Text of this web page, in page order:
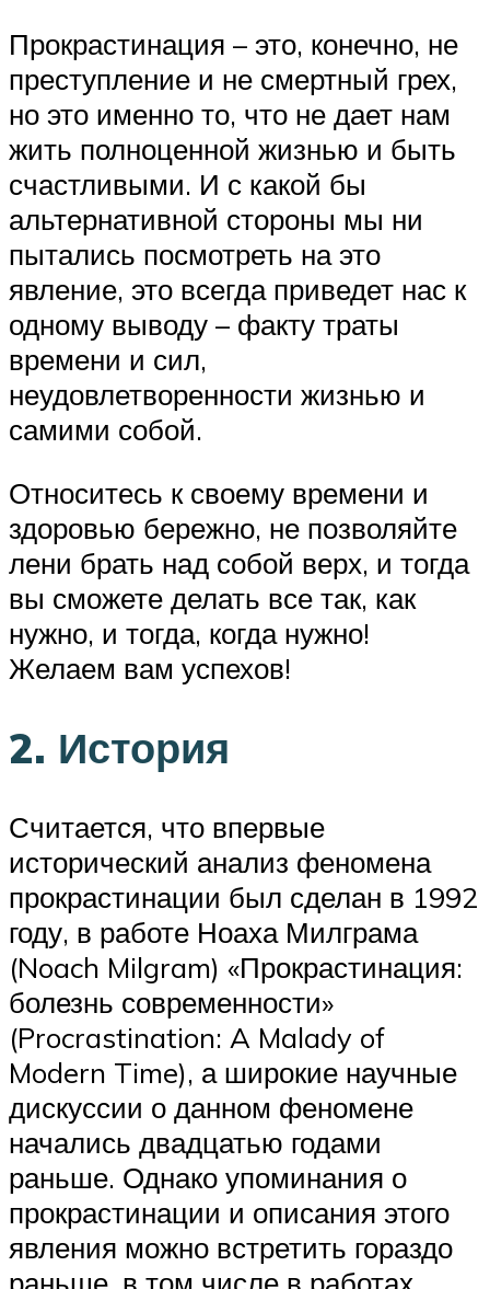
Прокрастинация – это, конечно, не
преступление и не смертный грех,
но это именно то, что не дает нам
жить полноценной жизнью и быть
счастливыми. И с какой бы
альтернативной стороны мы ни
пытались посмотреть на это
явление, это всегда приведет нас к
одному выводу – факту траты
времени и сил,
неудовлетворенности жизнью и
самими собой.
Относитесь к своему времени и
здоровью бережно, не позволяйте
лени брать над собой верх, и тогда
вы сможете делать все так, как
нужно, и тогда, когда нужно!
Желаем вам успехов!
2. История
Считается, что впервые
исторический анализ феномена
прокрастинации был сделан в 1992
году, в работе Ноаха Милграма
(Noach Milgram) «Прокрастинация:
болезнь современности»
(Procrastination: A Malady of
Modern Time), а широкие научные
дискуссии о данном феномене
начались двадцатью годами
раньше. Однако упоминания о
прокрастинации и описания этого
явления можно встретить гораздо